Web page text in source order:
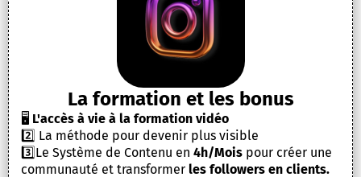
La formation et les bonus
🖥️ L'accès à vie à la formation vidéo
2️⃣ La méthode pour devenir plus visible
3️⃣Le Système de Contenu en 4h/Mois pour créer une
communauté et transformer les followers en clients.